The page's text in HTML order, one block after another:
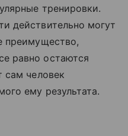
тренировки.
действительно могут
преимущество,
равно остаются
сам человек
ему результата.